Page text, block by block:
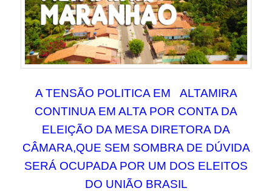
A TENSÃO POLITICA EM ALTAMIRA
CONTINUA EM ALTA POR CONTA DA
ELEIÇÃO DA MESA DIRETORA DA
CÂMARA,QUE SEM SOMBRA DE DÚVIDA
SERÁ OCUPADA POR UM DOS ELEITOS
DO UNIÃO BRASIL